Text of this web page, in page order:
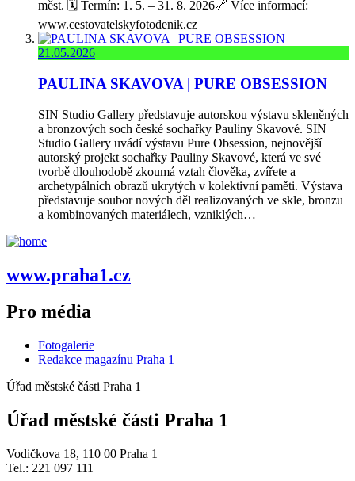
měst. 🗓️ Termín: 1. 5. – 31. 8. 2026🔗 Více informací:
www.cestovatelskyfotodenik.cz
21.05.2026
PAULINA SKAVOVA | PURE OBSESSION
SIN Studio Gallery představuje autorskou výstavu skleněných
a bronzových soch české sochařky Pauliny Skavové. SIN
Studio Gallery uvádí výstavu Pure Obsession, nejnovější
autorský projekt sochařky Pauliny Skavové, která ve své
tvorbě dlouhodobě zkoumá vztah člověka, zvířete a
archetypálních obrazů ukrytých v kolektivní paměti. Výstava
představuje soubor nových děl realizovaných ve skle, bronzu
a kombinovaných materiálech, vzniklých…
www.praha1.cz
Pro média
Fotogalerie
Redakce magazínu Praha 1
Úřad městské části Praha 1
Úřad městské části Praha 1
Vodičkova 18, 110 00 Praha 1
Tel.: 221 097 111